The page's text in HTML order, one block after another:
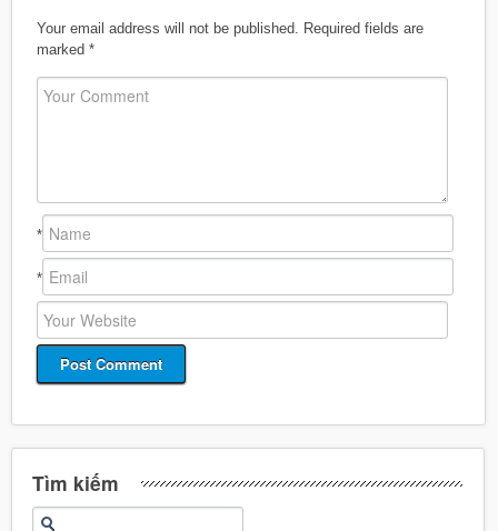
Your email address will not be published.
Required fields are
marked *
*
*
Tìm kiếm